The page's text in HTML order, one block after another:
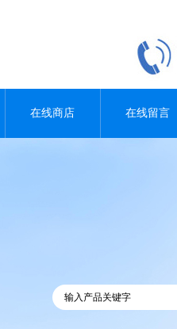
在线商店 在线留言